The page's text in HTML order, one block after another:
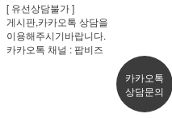
[ 유선상담불가 ]
게시판,카카오톡 상담을
이용해주시기바랍니다.
카카오톡 채널 : 팝비즈
카카오톡
상담문의